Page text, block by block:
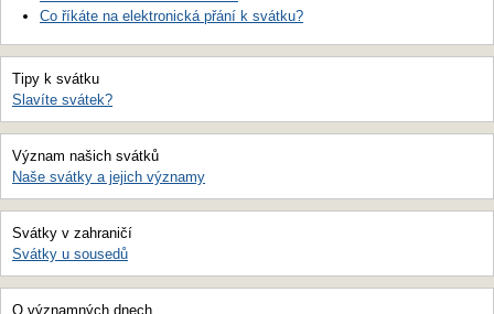
Co říkáte na elektronická přání k svátku?
Tipy k svátku
Slavíte svátek?
Význam našich svátků
Naše svátky a jejich významy
Svátky v zahraničí
Svátky u sousedů
O významných dnech